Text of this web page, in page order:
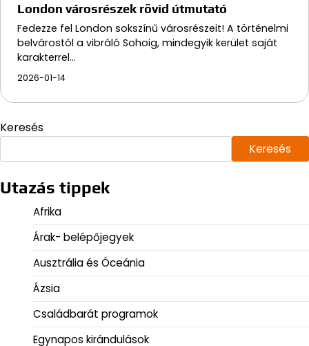
London városrészek rövid útmutató
Fedezze fel London sokszínű városrészeit! A történelmi
belvárostól a vibráló Sohoig, mindegyik kerület saját
karakterrel…
2026-01-14
Keresés
Keresés
Utazás tippek
Afrika
Árak- belépőjegyek
Ausztrália és Óceánia
Ázsia
Családbarát programok
Egynapos kirándulások